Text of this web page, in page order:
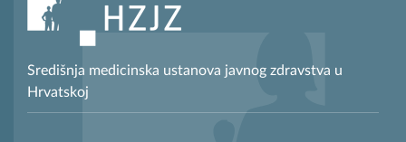
Središnja medicinska ustanova javnog zdravstva u
Hrvatskoj